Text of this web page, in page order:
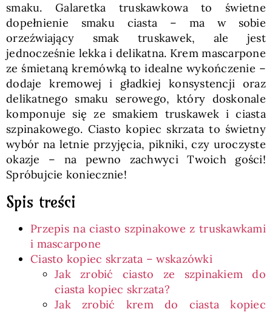
smaku. Galaretka truskawkowa to świetne
dopełnienie smaku ciasta – ma w sobie
orzeźwiający smak truskawek, ale jest
jednocześnie lekka i delikatna. Krem mascarpone
ze śmietaną kremówką to idealne wykończenie –
dodaje kremowej i gładkiej konsystencji oraz
delikatnego smaku serowego, który doskonale
komponuje się ze smakiem truskawek i ciasta
szpinakowego. Ciasto kopiec skrzata to świetny
wybór na letnie przyjęcia, pikniki, czy uroczyste
okazje – na pewno zachwyci Twoich gości!
Spróbujcie koniecznie!
Spis treści
Przepis na ciasto szpinakowe z truskawkami
i mascarpone
Ciasto kopiec skrzata – wskazówki
Jak zrobić ciasto ze szpinakiem do
ciasta kopiec skrzata?
Jak zrobić krem do ciasta kopiec